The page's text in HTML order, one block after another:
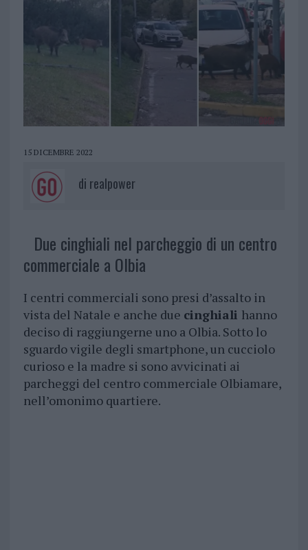
15 DICEMBRE 2022
di realpower
Due cinghiali nel parcheggio di un centro
commerciale a Olbia
I centri commerciali sono presi d’assalto in
vista del Natale e anche due cinghiali hanno
deciso di raggiungerne uno a Olbia. Sotto lo
sguardo vigile degli smartphone, un cucciolo
curioso e la madre si sono avvicinati ai
parcheggi del centro commerciale Olbiamare,
nell’omonimo quartiere.